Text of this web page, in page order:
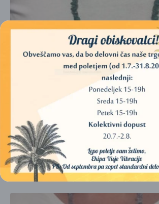
KRISTALNE VERIŽICE –
15,00€
DODAJ V KOŠARICO